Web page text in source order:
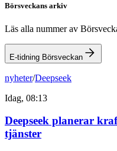
Börsveckans arkiv
Läs alla nummer av
E-tidning Börsveckan
nyheter/Deepseek
Idag, 08:13
Deepseek planerar
tjänster